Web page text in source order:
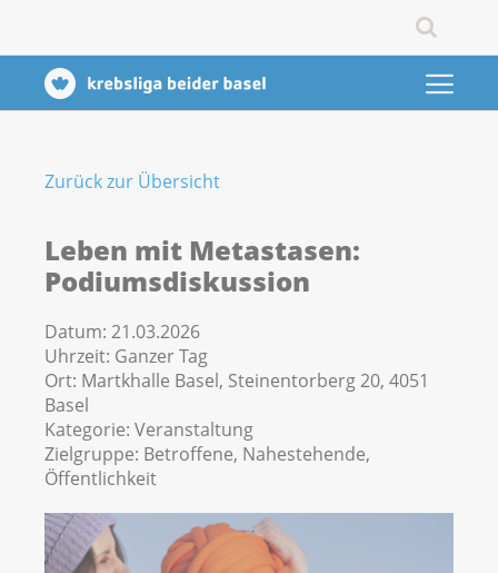
Zurück zur Übersicht
Leben mit Metastasen:
Podiumsdiskussion
Datum: 21.03.2026
Uhrzeit: Ganzer Tag
Ort: Martkhalle Basel, Steinentorberg 20, 4051
Basel
Kategorie: Veranstaltung
Zielgruppe: Betroffene, Nahestehende,
Öffentlichkeit